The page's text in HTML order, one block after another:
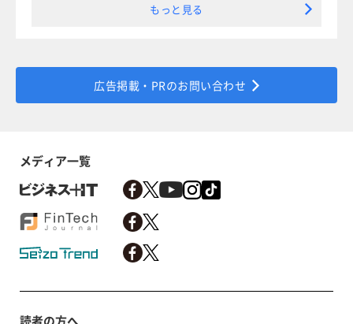
もっと見る
広告掲載・PRのお問い合わせ
メディア一覧